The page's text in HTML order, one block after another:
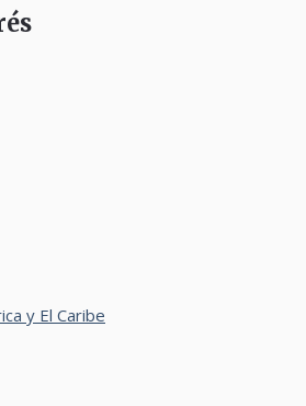
y El Caribe